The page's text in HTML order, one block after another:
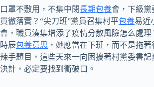
口罩不敷用，不集中閉長期包養會，下級
貫徹落實？“尖刀班”黨員召集村平包養易近
會，職員湊集增添了疫情分散風險怎么處理
時辰包養意思 ，她應當在下班，而不是拖
辣手題目，這些天來一向困擾著村黨委書
決計，必定要找到衝破口。